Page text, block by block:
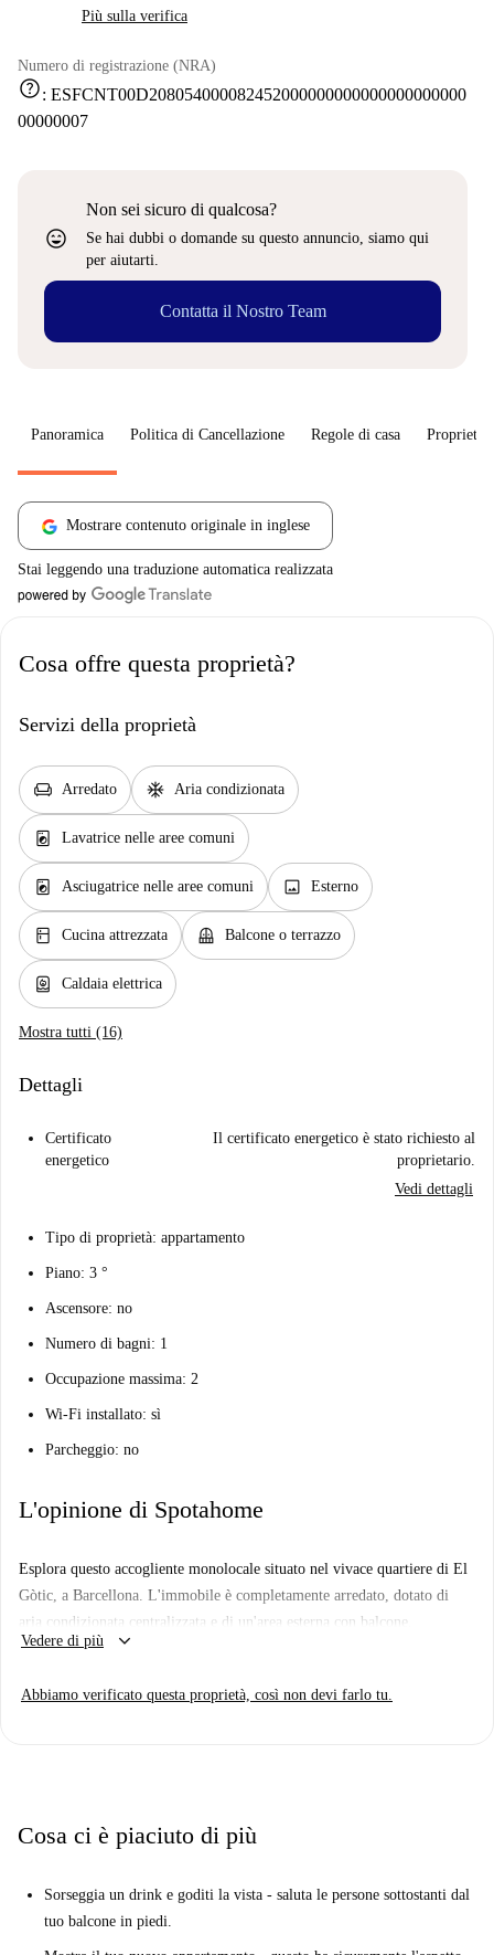
Più sulla verifica
Numero di registrazione (NRA)
help: ESFCNT00D208054000082452000000000000000000000
00000007
sentiment_very_satisfied
Non sei sicuro di qualcosa?
Se hai dubbi o domande su questo annuncio, siamo qui
per aiutarti.
Contatta il Nostro Team
Panoramica Politica di Cancellazione Regole di casa
Mostrare contenuto originale in inglese
Stai leggendo una traduzione automatica realizzata
Cosa offre questa proprietà?
Servizi della proprietà
chair Arredato ac_unit Aria condizionata
local_laundry_service Lavatrice nelle aree comuni
local_laundry_service Asciugatrice nelle aree comuni image Esterno
kitchen Cucina attrezzata balcony Balcone o terrazzo
water_heater Caldaia elettrica
Mostra tutti (16)
Dettagli
Certificato
energetico
Il certificato energetico è stato richiesto al
proprietario.
Vedi dettagli
Tipo di proprietà: appartamento
Piano: 3 °
Ascensore: no
Numero di bagni: 1
Occupazione massima: 2
Wi-Fi installato: sì
Parcheggio: no
L'opinione di Spotahome
Esplora questo accogliente monolocale situato nel vivace quartiere di El
Gòtic, a Barcellona. L'immobile è completamente arredato, dotato di
aria condizionata centralizzata e di un'area esterna con balcone.
Professionisti, studenti e coppie sono benvenuti. Tutte le utenze, tra cui
stato verificato personalmente da Spotahome.
Vedere di più keyboard_arrow_down
Abbiamo verificato questa proprietà, così non devi farlo tu.
Cosa ci è piaciuto di più
Sorseggia un drink e goditi la vista - saluta le persone sottostanti dal
tuo balcone in piedi.